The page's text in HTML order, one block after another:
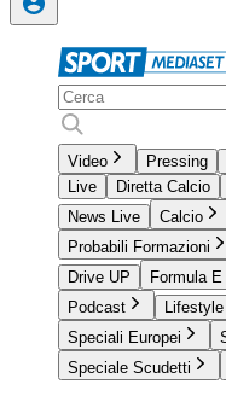
Video Pressing
Live
Diretta Calcio
News Live
Calcio
Probabili Formazioni
Drive UP
Formula E
Podcast
Lifestyle
Speciali Europei
Speciale Scudetti